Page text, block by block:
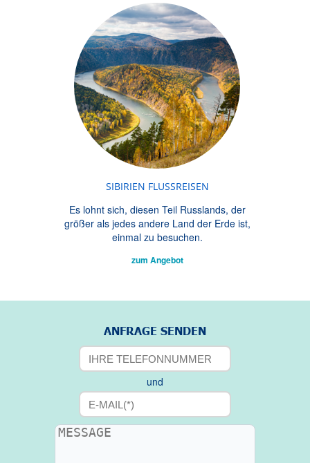
SIBIRIEN FLUSSREISEN
Es lohnt sich, diesen Teil Russlands, der
größer als jedes andere Land der Erde ist,
einmal zu besuchen.
zum Angebot
ANFRAGE SENDEN
und